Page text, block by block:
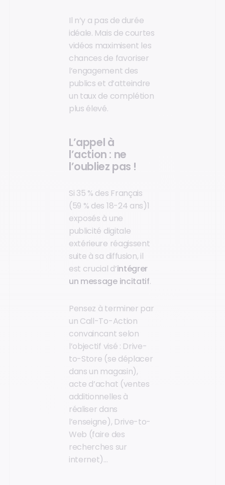
Il n’y a pas de durée
idéale. Mais de courtes
vidéos maximisent les
chances de favoriser
l’engagement des
publics et d’atteindre
un taux de complétion
plus élevé.
L’appel à
l’action : ne
l’oubliez pas !
Si 35 % des Français
(59 % des 18-24 ans)1
exposés à une
publicité digitale
extérieure réagissent
suite à sa diffusion, il
est crucial d’intégrer
un message incitatif.
Pensez à terminer par
un Call-To-Action
convaincant selon
l’objectif visé : Drive-
to-Store (se déplacer
dans un magasin),
acte d’achat (ventes
additionnelles à
réaliser dans
l’enseigne), Drive-to-
Web (faire des
recherches sur
internet)…